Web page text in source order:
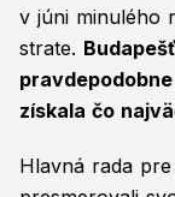
v júni minulého
strate.
získala čo
Hlavná rada